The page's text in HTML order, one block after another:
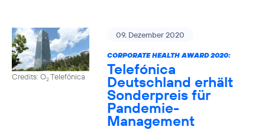
Credits: O2Telefónica
09. Dezember 2020
CORPORATE HEALTH AWARD 2020:
Telefónica
Deutschland erhält
Sonderpreis für
Pandemie-
Management